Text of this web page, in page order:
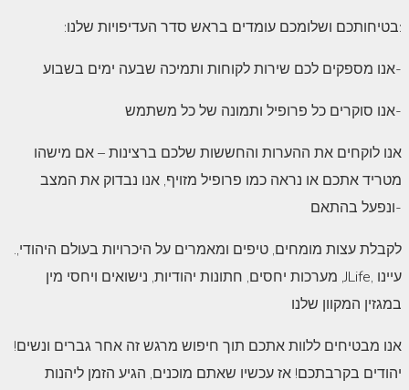
:בטיחותכם ושלומכם עומדים בראש סדר העדיפויות שלנו:
אנו מספקים לכם שירות לקוחות ותמיכה שבעה ימים בשבוע-
אנו סוקרים כל פרופיל ותמונה של כל משתמש-
אנו לוקחים את ההערות והחששות שלכם ברצינות – אם מישהו
מטריד אתכם או נראה כמו פרופיל מזויף, אנו נבדוק את המצב
ונפעל בהתאם-
.לקבלת עצות מומחים, טיפים ומאמרים על היכרויות בעולם היהודי,
מערכות יחסים, חתונות יהודיות, נישואים ויחסי מין ,JLife, עיינו
במגזין המקוון שלנו
!אנו מבטיחים ללוות אתכם תוך חיפוש מרגש זה אחר גברים ונשים
יהודים בקרבתכם! אז עכשיו שאתם מוכנים, הגיע הזמן ליהנות